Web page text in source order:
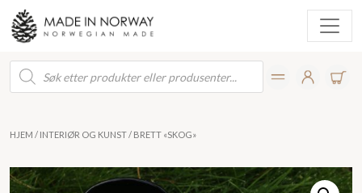
Products
search
HJEM / INTERIØR OG KUNST/ BRETT «SKOG»